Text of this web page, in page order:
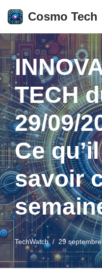
Aller
au
contenu
Cosmo Tech
TECH
29/09/
Ce
savoir
TechWatch 29